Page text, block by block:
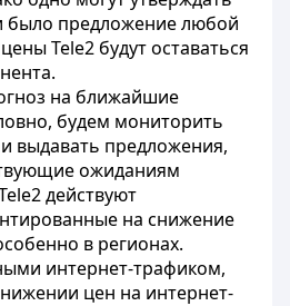
было предложение любой
Tele2 будут оставаться
на ближайшие
будем мониторить
выдавать предложения,
ожиданиям
действуют
на снижение
в регионах.
интернет-трафиком,
цен на интернет-